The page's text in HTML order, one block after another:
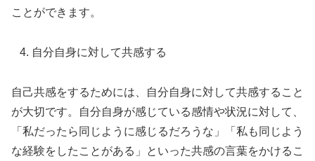
ことができます。
自分自身に対して共感する
自己共感をするためには、自分自身に対して共感すること
が大切です。自分自身が感じている感情や状況に対して、
「私だったら同じように感じるだろうな」「私も同じよう
な経験をしたことがある」といった共感の言葉をかけるこ